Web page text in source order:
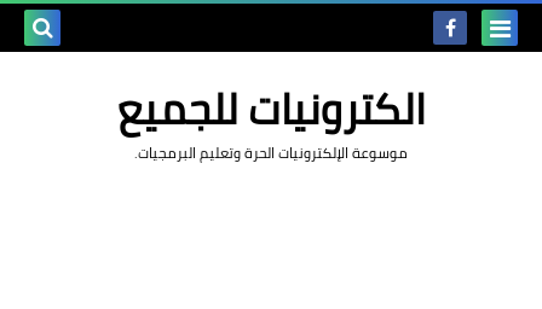
الكترونيات للجميع
موسوعة الإلكترونيات الحرة وتعليم البرمجيات.